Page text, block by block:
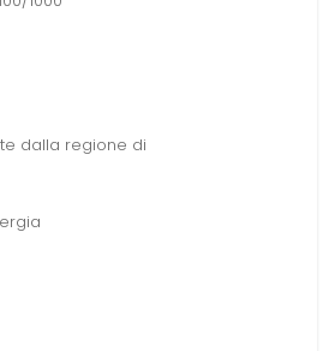
dalla regione di